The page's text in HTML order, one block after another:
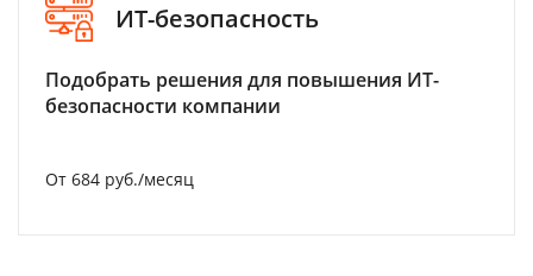
ИТ-безопасность
Подобрать решения для повышения ИТ-
безопасности компании
От 684 руб./месяц